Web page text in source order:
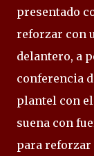
presentado
reforzar con
delantero, a
conferencia
plantel con
suena con
para reforzar